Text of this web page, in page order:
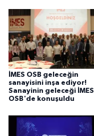
İMES OSB geleceğin
sanayisini inşa ediyor!
Sanayinin geleceği İMES
OSB'de konuşuldu